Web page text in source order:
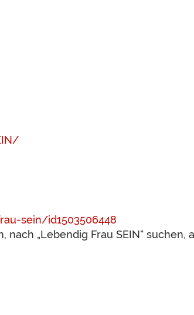
sein/id1503506448
„Lebendig Frau SEIN“